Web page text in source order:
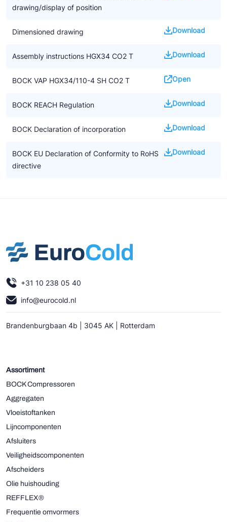
drawing/display of position
Dimensioned drawing Download
Assembly instructions HGX34 CO2 T Download
BOCK VAP HGX34/110-4 SH CO2 T Open
BOCK REACH Regulation Download
BOCK Declaration of incorporation Download
BOCK EU Declaration of Conformity to RoHS
directive
Download
+31 10 238 05 40
info@eurocold.nl
Brandenburgbaan 4b | 3045 AK | Rotterdam
Assortiment
BOCK Compressoren
Aggregaten
Vloeistoftanken
Lijncomponenten
Afsluiters
Veiligheidscomponenten
Afscheiders
Olie huishouding
REFFLEX®
Frequentie omvormers